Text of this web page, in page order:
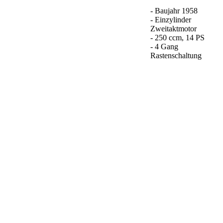
- Baujahr 1958
- Einzylinder
Zweitaktmotor
- 250 ccm, 14 PS
- 4 Gang
Rastenschaltung